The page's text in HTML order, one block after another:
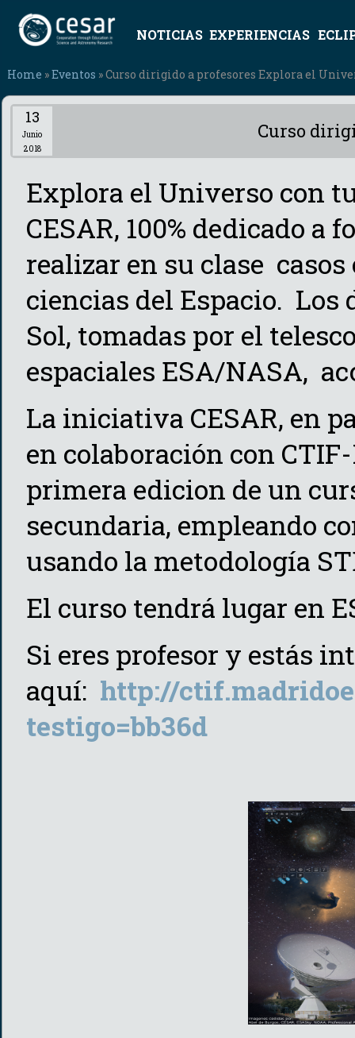
NOTICIAS EXPERIENCIAS
Home »Eventos » Curso dirigido a profesores Explora el
13
Junio
2018
Curso
Explora el Universo con
CESAR, 100% dedicado
realizar en su clase
ciencias del Espacio. Los
Sol, tomadas por el
espaciales ESA/NASA,
La iniciativa CESAR, en
en colaboración con
primera edicion de un
secundaria, empleando
usando la metodología
El curso tendrá lugar en
Si eres profesor y estás
aquí: http://
testigo=bb36d